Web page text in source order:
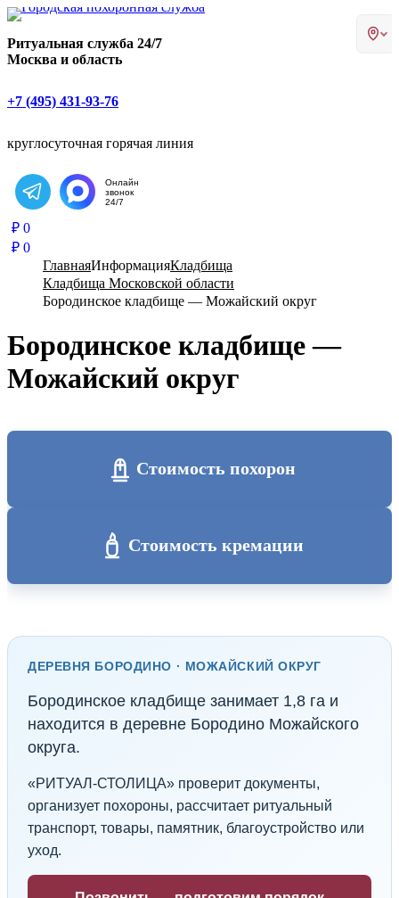
Ритуальная служба 24/7
Москва и область
+7 (495) 431-93-76
круглосуточная горячая линия
Написать в Telegram
Онлайн
звонок
24/7
₽ 0
₽ 0
ГлавнаяИнформацияКладбища
Кладбища Московской области
Бородинское кладбище — Можайский округ
Бородинское кладбище —
Можайский округ
Стоимость похорон
Стоимость кремации
ДЕРЕВНЯ БОРОДИНО · МОЖАЙСКИЙ ОКРУГ
Бородинское кладбище занимает 1,8 га и
находится в деревне Бородино Можайского
округа.
«РИТУАЛ-СТОЛИЦА» проверит документы,
организует похороны, рассчитает ритуальный
транспорт, товары, памятник, благоустройство или
уход.